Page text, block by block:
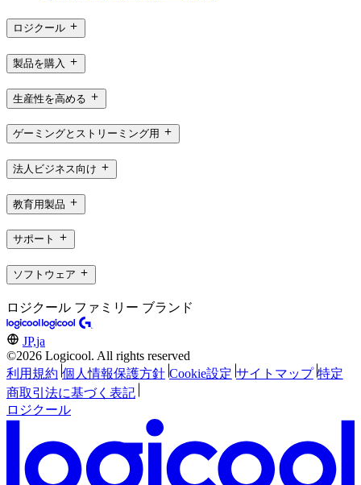
ロジクール
製品を購入
生産性を高める
ゲーミングとストリーミング用
法人ビジネス向け
教育用製品
サポート
ソフトウェア
ロジクール ファミリー ブランド
JP,ja
©2026 Logicool. All rights reserved
利用規約 個人情報保護方針 Cookie設定 サイトマップ 特定
商取引法に基づく表記
ロジクール